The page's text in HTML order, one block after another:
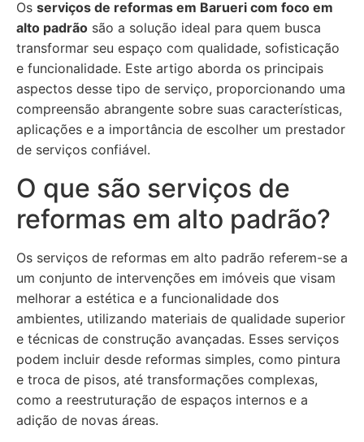
Os serviços de reformas em Barueri com foco em
alto padrão são a solução ideal para quem busca
transformar seu espaço com qualidade, sofisticação
e funcionalidade. Este artigo aborda os principais
aspectos desse tipo de serviço, proporcionando uma
compreensão abrangente sobre suas características,
aplicações e a importância de escolher um prestador
de serviços confiável.
O que são serviços de
reformas em alto padrão?
Os serviços de reformas em alto padrão referem-se a
um conjunto de intervenções em imóveis que visam
melhorar a estética e a funcionalidade dos
ambientes, utilizando materiais de qualidade superior
e técnicas de construção avançadas. Esses serviços
podem incluir desde reformas simples, como pintura
e troca de pisos, até transformações complexas,
como a reestruturação de espaços internos e a
adição de novas áreas.